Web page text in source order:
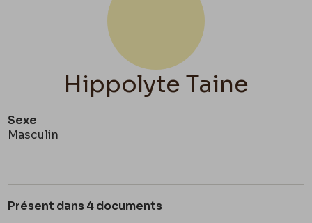
Hippolyte Taine
Sexe
Masculin
Présent dans 4 documents